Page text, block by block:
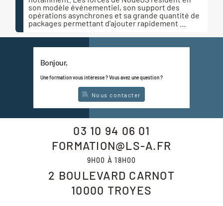
son modèle événementiel, son support des
opérations asynchrones et sa grande quantité de
packages permettant d’ajouter rapidement …
Bonjour,
Une formation vous intéresse ? Vous avez une question ?
Nous contacter
03 10 94 06 01
FORMATION@LS-A.FR
2 BOULEVARD CARNOT
10000 TROYES
9H00 À 18H00